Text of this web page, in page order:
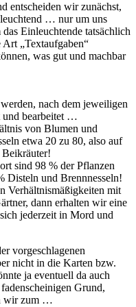
entscheiden wir zunächst,
… nur um uns
Einleuchtende tatsächlich
„Textaufgaben“
was gut und machbar
nach dem jeweiligen
und bearbeitet …
von Blumen und
etwa 20 zu 80, also auf
sind 98 % der Pflanzen
Disteln und Brennnesseln!
Verhältnismäßigkeiten mit
dann erhalten wir eine
jederzeit in Mord und
vorgeschlagenen
nicht in die Karten bzw.
ja eventuell da auch
Grund,
wir zum …